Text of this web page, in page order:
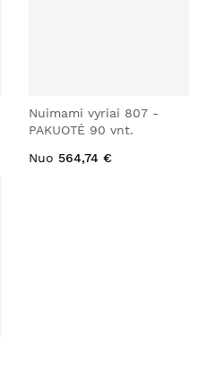
Nuimami vyriai 807 -
PAKUOTĖ 90 vnt.
Nuo 564,74 €